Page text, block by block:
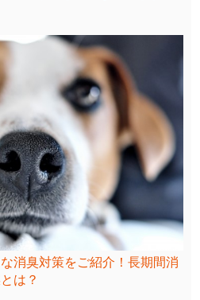
消臭対策をご紹介！長期間消
は？